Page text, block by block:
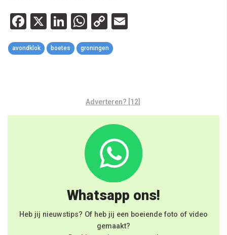
Facebook
X LinkedIn
WhatsApp
Copy
Link
avondklok boetes groningen
Adverteren? [12]
Whatsapp ons!
Heb jij nieuwstips? Of heb jij een boeiende foto of video
gemaakt?